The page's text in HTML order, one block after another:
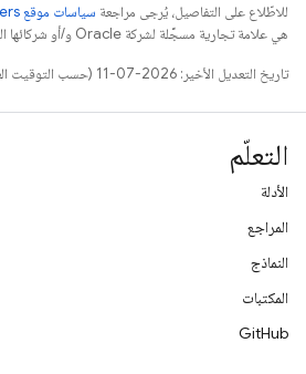
للاطّلاع على التفاصيل، يُرجى مراجعة سياسات موقع Google Developers‏
هي علامة تجارية مسجَّلة لشركة Oracle و/أو شركائها التابعين.
تاريخ التعديل الأخير: 2026-07-11 (حسب التوقيت العالمي المتفَّق عليه)
التعلّم
الأدلة
المراجع
النماذج
المكتبات
GitHub